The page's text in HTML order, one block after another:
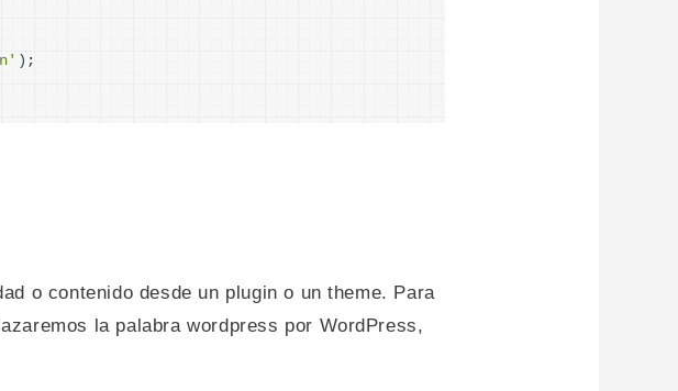
) ;
o contenido desde un plugin o un theme. Para
la palabra wordpress por WordPress,